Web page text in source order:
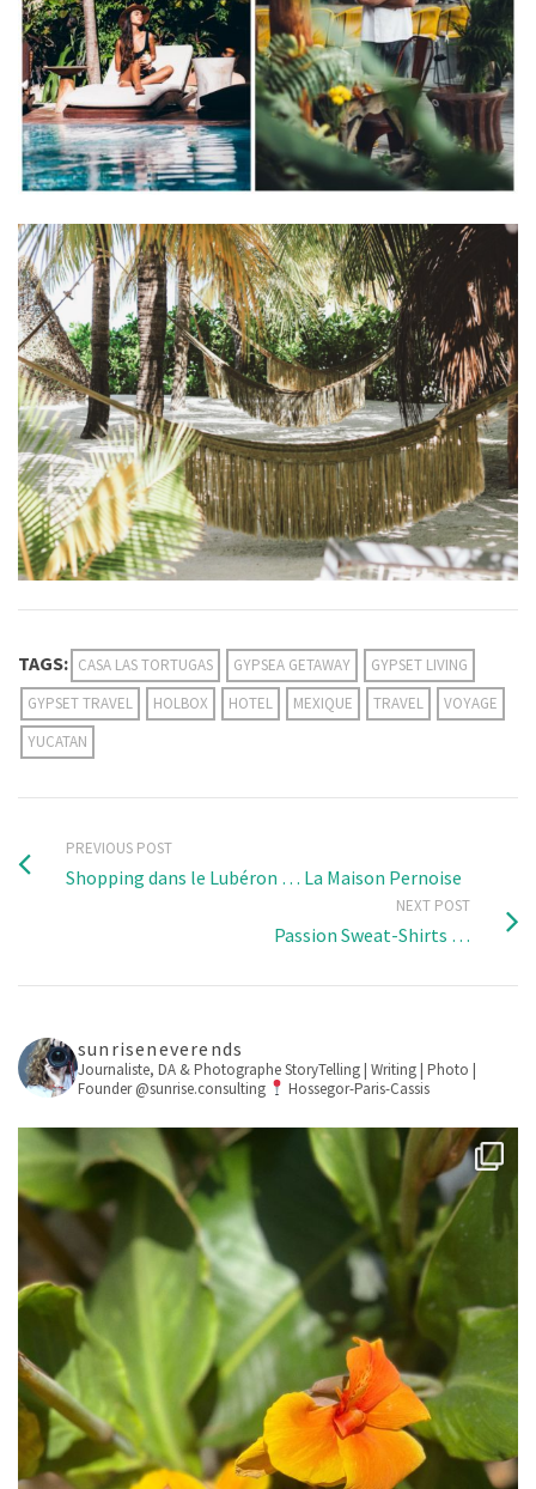
TAGS: CASA LAS TORTUGAS GYPSEA GETAWAY
GYPSET LIVING
GYPSET TRAVEL
HOLBOX HOTEL MEXIQUE TRAVEL
VOYAGE
YUCATAN
PREVIOUS POST
Shopping dans le Lubéron … La Maison Pernoise
NEXT POST
Passion Sweat-Shirts …
sunriseneverends
Journaliste, DA & PhotographeStoryTelling | Writing | Photo |
Founder @sunrise.consulting
Hossegor-Paris-Cassis